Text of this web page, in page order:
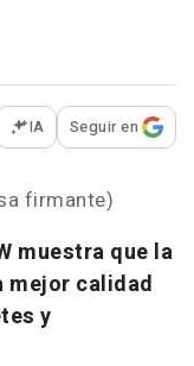
opciones para
IA Seguir en
firmante)
muestra que la
mejor calidad
y